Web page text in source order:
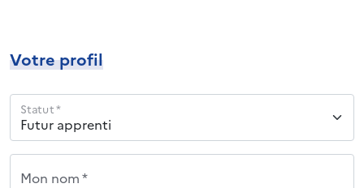
Votre profil
Statut *
Mon nom *